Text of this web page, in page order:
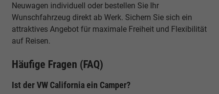
Neuwagen individuell oder bestellen Sie Ihr
Wunschfahrzeug direkt ab Werk. Sichern Sie sich ein
attraktives Angebot für maximale Freiheit und Flexibilität
auf Reisen.
Häufige Fragen (FAQ)
Ist der VW California ein Camper?